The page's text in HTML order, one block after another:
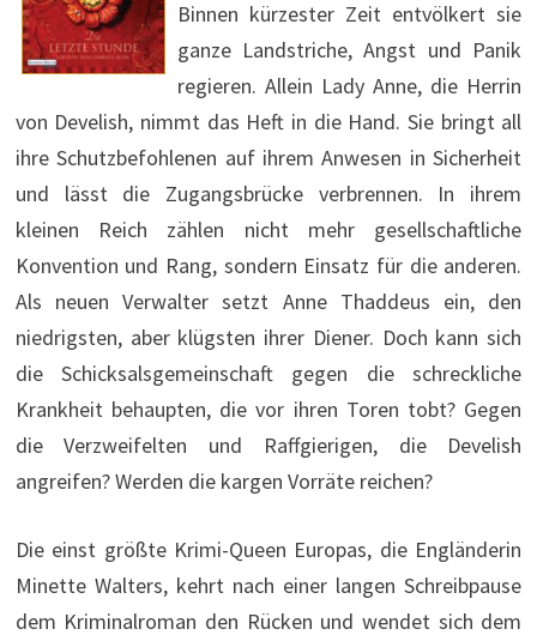
Binnen kürzester Zeit entvölkert sie
ganze Landstriche, Angst und Panik
regieren. Allein Lady Anne, die Herrin
von Develish, nimmt das Heft in die Hand. Sie bringt all
ihre Schutzbefohlenen auf ihrem Anwesen in Sicherheit
und lässt die Zugangsbrücke verbrennen. In ihrem
kleinen Reich zählen nicht mehr gesellschaftliche
Konvention und Rang, sondern Einsatz für die anderen.
Als neuen Verwalter setzt Anne Thaddeus ein, den
niedrigsten, aber klügsten ihrer Diener. Doch kann sich
die Schicksalsgemeinschaft gegen die schreckliche
Krankheit behaupten, die vor ihren Toren tobt? Gegen
die Verzweifelten und Raffgierigen, die Develish
angreifen? Werden die kargen Vorräte reichen?
Die einst größte Krimi-Queen Europas, die Engländerin
Minette Walters, kehrt nach einer langen Schreibpause
dem Kriminalroman den Rücken und wendet sich dem